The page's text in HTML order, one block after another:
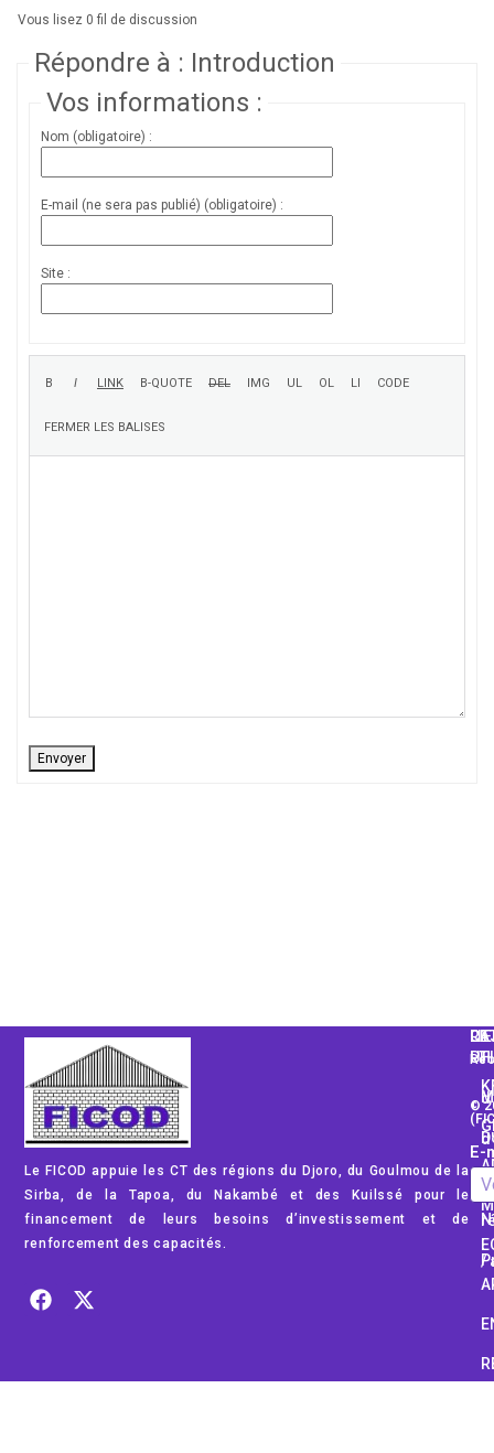
Vous lisez 0 fil de discussion
Répondre à : Introduction
Vos informations :
Nom (obligatoire) :
E-mail (ne sera pas publié) (obligatoire) :
Site :
Envoyer
Le FICOD appuie les CT des régions du Djoro, du Goulmou de la
Sirba, de la Tapoa, du Nakambé et des Kuilssé pour le
financement de leurs besoins d’investissement et de
renforcement des capacités.
©
E-